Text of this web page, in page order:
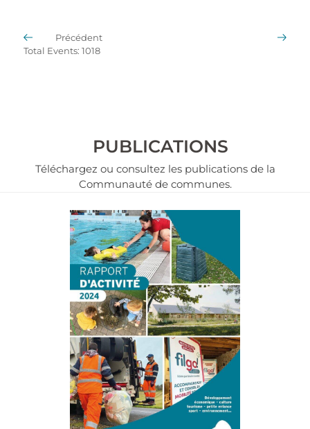
Précédent
Total Events: 1018
PUBLICATIONS
Téléchargez ou consultez les publications de la
Communauté de communes.